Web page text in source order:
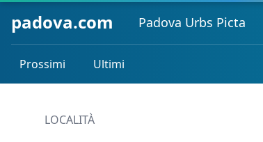
padova.com Padova Urbs Picta
Prossimi Ultimi
LOCALITÀ